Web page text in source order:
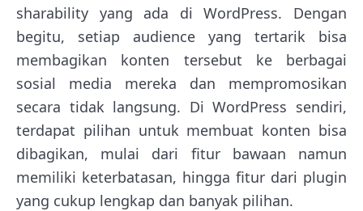
sharability yang ada di WordPress. Dengan
begitu, setiap audience yang tertarik bisa
membagikan konten tersebut ke berbagai
sosial media mereka dan mempromosikan
secara tidak langsung. Di WordPress sendiri,
terdapat pilihan untuk membuat konten bisa
dibagikan, mulai dari fitur bawaan namun
memiliki keterbatasan, hingga fitur dari plugin
yang cukup lengkap dan banyak pilihan.